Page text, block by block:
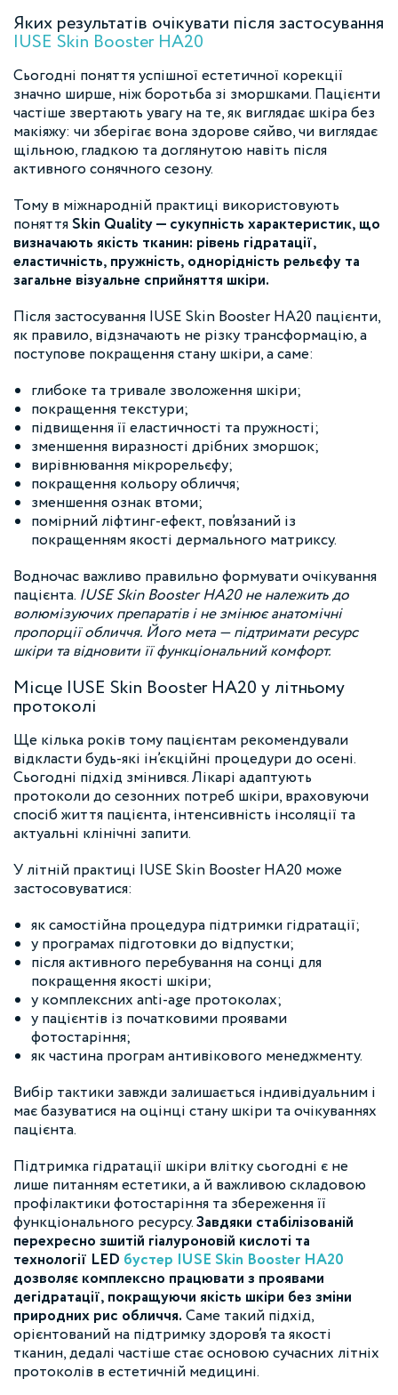
Яких результатів очікувати після застосування
IUSE Skin Booster HA20
Сьогодні поняття успішної естетичної корекції
значно ширше, ніж боротьба зі зморшками. Пацієнти
частіше звертають увагу на те, як виглядає шкіра без
макіяжу: чи зберігає вона здорове сяйво, чи виглядає
щільною, гладкою та доглянутою навіть після
активного сонячного сезону.
Тому в міжнародній практиці використовують
поняття Skin Quality — сукупність характеристик, що
визначають якість тканин: рівень гідратації,
еластичність, пружність, однорідність рельєфу та
загальне візуальне сприйняття шкіри.
Після застосування IUSE Skin Booster HA20 пацієнти,
як правило, відзначають не різку трансформацію, а
поступове покращення стану шкіри, а саме:
глибоке та тривале зволоження шкіри;
покращення текстури;
підвищення її еластичності та пружності;
зменшення виразності дрібних зморшок;
вирівнювання мікрорельєфу;
покращення кольору обличчя;
зменшення ознак втоми;
помірний ліфтинг-ефект, пов’язаний із
покращенням якості дермального матриксу.
Водночас важливо правильно формувати очікування
пацієнта. IUSE Skin Booster HA20 не належить до
волюмізуючих препаратів і не змінює анатомічні
пропорції обличчя. Його мета — підтримати ресурс
шкіри та відновити її функціональний комфорт.
Місце IUSE Skin Booster HA20 у літньому
протоколі
Ще кілька років тому пацієнтам рекомендували
відкласти будь-які ін’єкційні процедури до осені.
Сьогодні підхід змінився. Лікарі адаптують
протоколи до сезонних потреб шкіри, враховуючи
спосіб життя пацієнта, інтенсивність інсоляції та
актуальні клінічні запити.
У літній практиці IUSE Skin Booster HA20 може
застосовуватися:
як самостійна процедура підтримки гідратації;
у програмах підготовки до відпустки;
після активного перебування на сонці для
покращення якості шкіри;
у комплексних anti-age протоколах;
у пацієнтів із початковими проявами
фотостаріння;
як частина програм антивікового менеджменту.
Вибір тактики завжди залишається індивідуальним і
має базуватися на оцінці стану шкіри та очікуваннях
пацієнта.
Підтримка гідратації шкіри влітку сьогодні є не
лише питанням естетики, а й важливою складовою
профілактики фотостаріння та збереження її
функціонального ресурсу.Завдяки стабілізованій
перехресно зшитій гіалуроновій кислоті та
технології LED бустер IUSE Skin Booster HA20
дозволяє комплексно працювати з проявами
дегідратації, покращуючи якість шкіри без зміни
природних рис обличчя. Саме такий підхід,
орієнтований на підтримку здоров’я та якості
тканин, дедалі частіше стає основою сучасних літніх
протоколів в естетичній медицині.